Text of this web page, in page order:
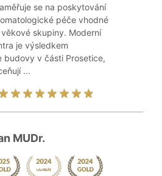
se na poskytování
péče vhodné
skupiny. Moderní
je výsledkem
budovy v části Prosetice,
...
MUDr.